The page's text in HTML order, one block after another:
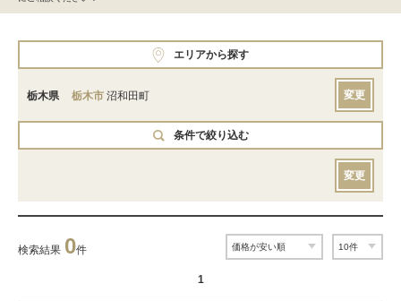
エリアから探す
栃木県 栃木市 沼和田町 変更
条件で絞り込む
変更
検索結果 0件
1